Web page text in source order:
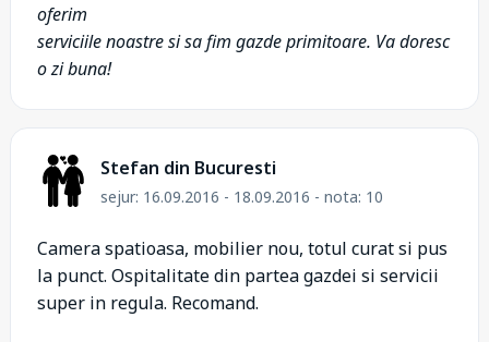
oferim
serviciile noastre si sa fim gazde primitoare. Va doresc
o zi buna!
Stefan din Bucuresti
sejur: 16.09.2016 - 18.09.2016 - nota: 10
Camera spatioasa, mobilier nou, totul curat si pus
la punct. Ospitalitate din partea gazdei si servicii
super in regula. Recomand.